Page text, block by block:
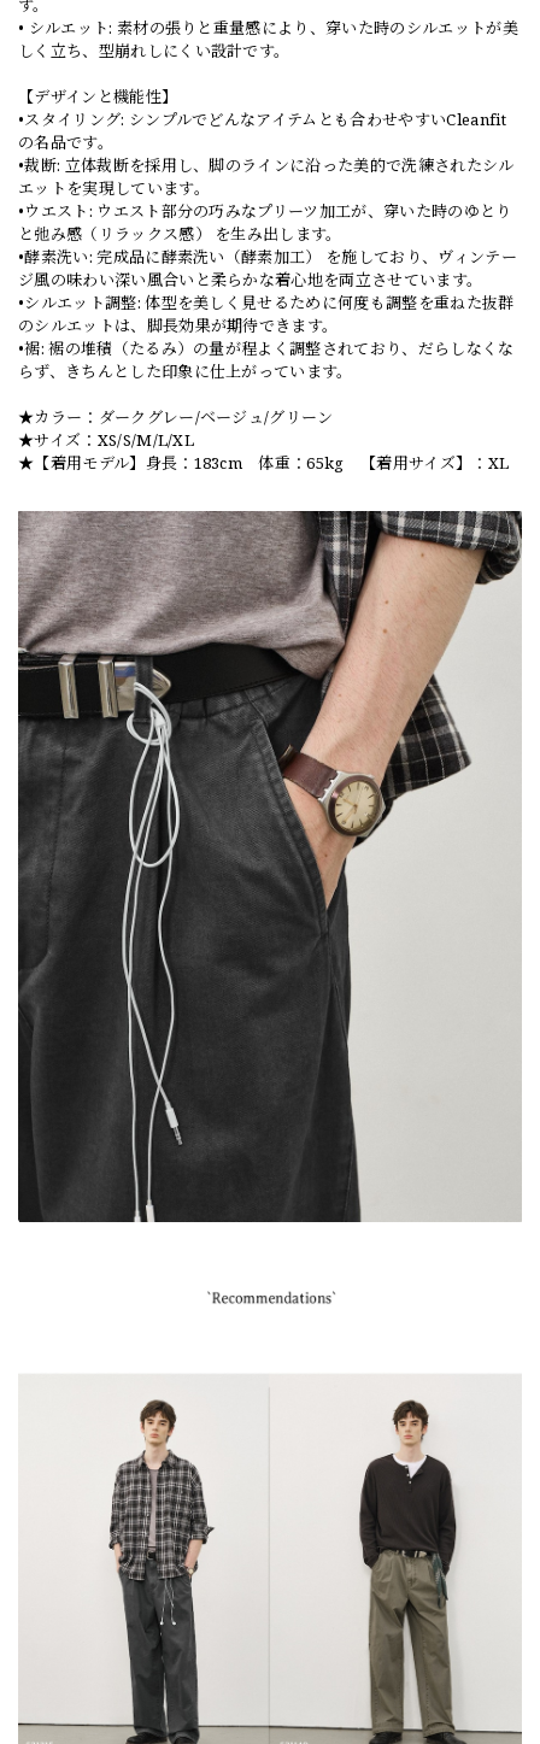
す。
• シルエット​​: 素材の張りと重量感により、​​穿いた時のシルエットが美
しく立ち、型崩れしにくい​​設計です。
【デザインと機能性】​​
•スタイリング​​: シンプルでどんなアイテムとも合わせやすい​​Cleanfit
の名品​​です。
•裁断​​: ​​立体裁断​​を採用し、脚のラインに沿った​​美的で洗練されたシル
エット​​を実現しています。
•ウエスト​​: ​​ウエスト部分の巧みなプリーツ加工​​が、穿いた時の​​ゆとり
と弛み感（リラックス感）​​ を生み出します。
•酵素洗い​​: 完成品に​​酵素洗い（酵素加工）​​ を施しており、​​ヴィンテー
ジ風の味わい深い風合いと柔らかな着心地​​を両立させています。
•シルエット調整​​: 体型を美しく見せるために​​何度も調整を重ねた抜群
のシルエット​​は、​​脚長効果​​が期待できます。
•​​裾​​: 裾の​​堆積（たるみ）の量が程よく調整されており​​、だらしなくな
らず、きちんとした印象に仕上がっています。
★カラー：ダークグレー/ベージュ/グリーン
★サイズ：XS/S/M/L/XL
★【着用モデル】身長：183cm 体重：65kg 【着用サイズ】：XL